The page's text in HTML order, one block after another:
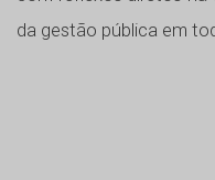
da gestão pública em